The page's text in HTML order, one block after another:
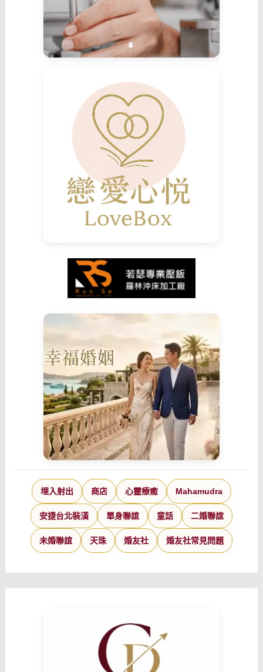
埋入射出 商店 心靈療癒 Mahamudra
安捷台北裝潢 單身聯誼 童話 二婚聯誼
未婚聯誼 天珠 婚友社 婚友社常見問題